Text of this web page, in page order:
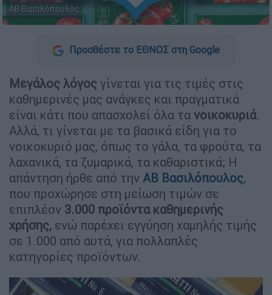
ΑΒ Βασιλόπουλος
Προσθέστε το ΕΘΝΟΣ στη Google
Μεγάλος λόγος γίνεται για τις τιμές στις
καθημερινές μας ανάγκες και πραγματικά
είναι κάτι που απασχολεί όλα τα νοικοκυριά.
Αλλά, τι γίνεται με τα βασικά είδη για το
νοικοκυριό μας, όπως το γάλα, τα φρούτα, τα
λαχανικά, τα ζυμαρικά, τα καθαριστικά; Η
απάντηση ήρθε από την ΑΒ Βασιλόπουλος,
που προχώρησε στη μείωση τιμών σε
επιπλέον 3.000 προϊόντα καθημερινής
χρήσης, ενώ παρέχει εγγύηση χαμηλής τιμής
σε 1.000 από αυτά, για πολλαπλές
κατηγορίες προϊόντων.